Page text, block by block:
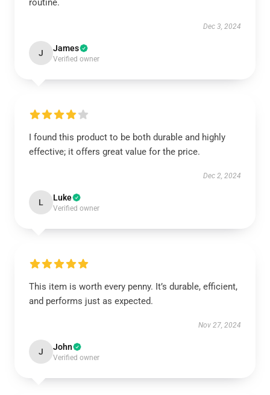
routine.
Dec 3, 2024
J James
Verified owner
I found this product to be both durable and highly
effective; it offers great value for the price.
Dec 2, 2024
L Luke
Verified owner
This item is worth every penny. It’s durable, efficient,
and performs just as expected.
Nov 27, 2024
J John
Verified owner